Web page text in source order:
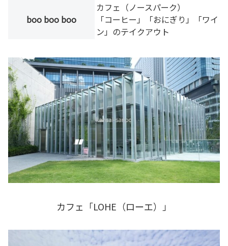
boo boo boo
カフェ（ノースパーク）
「コーヒー」「おにぎり」「ワイ
ン」のテイクアウト
カフェ「LOHE（ローエ）」